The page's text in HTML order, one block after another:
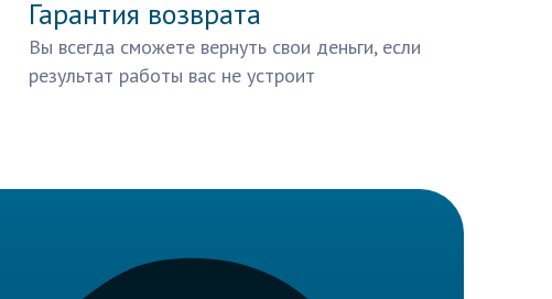
Гарантия возврата
Вы всегда сможете вернуть свои деньги, если
результат работы вас не устроит